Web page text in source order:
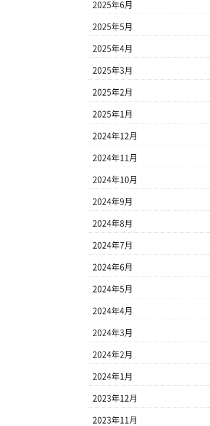
2025年6月
2025年5月
2025年4月
2025年3月
2025年2月
2025年1月
2024年12月
2024年11月
2024年10月
2024年9月
2024年8月
2024年7月
2024年6月
2024年5月
2024年4月
2024年3月
2024年2月
2024年1月
2023年12月
2023年11月